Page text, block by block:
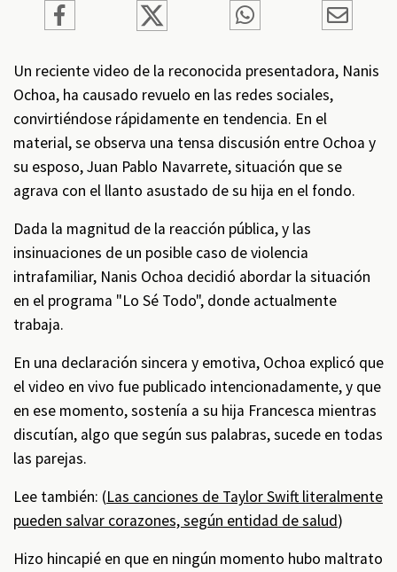
Un reciente video de la reconocida presentadora, Nanis
Ochoa, ha causado revuelo en las redes sociales,
convirtiéndose rápidamente en tendencia. En el
material, se observa una tensa discusión entre Ochoa y
su esposo, Juan Pablo Navarrete, situación que se
agrava con el llanto asustado de su hija en el fondo.
Dada la magnitud de la reacción pública, y las
insinuaciones de un posible caso de violencia
intrafamiliar, Nanis Ochoa decidió abordar la situación
en el programa "Lo Sé Todo", donde actualmente
trabaja.
En una declaración sincera y emotiva, Ochoa explicó que
el video en vivo fue publicado intencionadamente, y que
en ese momento, sostenía a su hija Francesca mientras
discutían, algo que según sus palabras, sucede en todas
las parejas.
Lee también: (Las canciones de Taylor Swift literalmente
pueden salvar corazones, según entidad de salud)
Hizo hincapié en que en ningún momento hubo maltrato